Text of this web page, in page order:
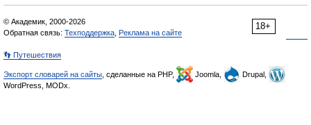
18+
© Академик, 2000-2026
Обратная связь: Техподдержка Реклама на сайте
👣 Путешествия
Экспорт словарей на сайты , сделанные на PHP, Joomla,
Drupal,
WordPress, MODx.